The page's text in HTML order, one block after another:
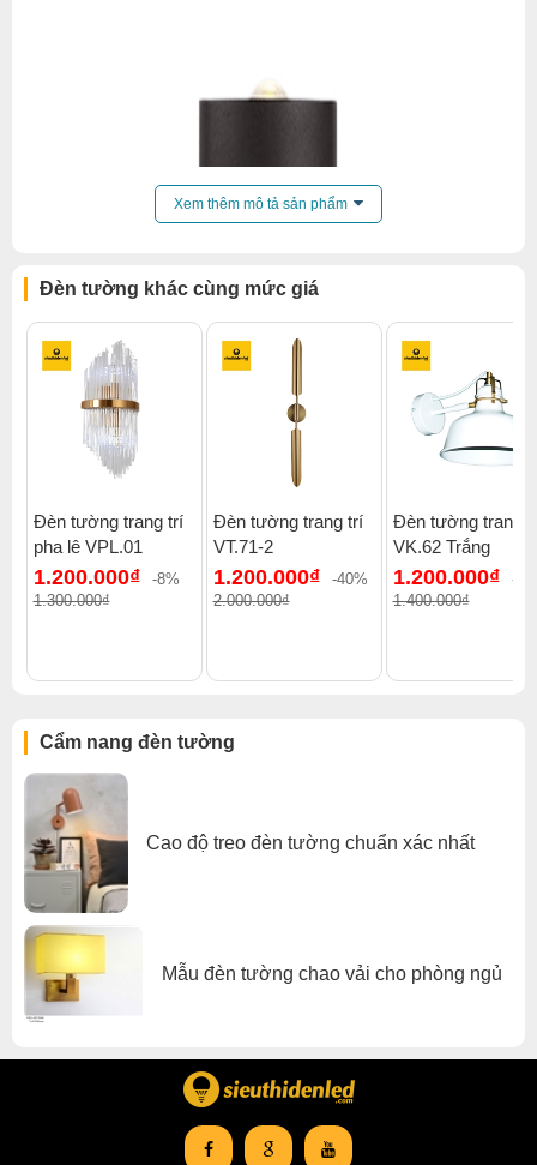
– Định nghĩa: IP là tiêu chuẩn công bố bởi IETC
(International Electro Technical Commision – Ủy ban Kỹ
thuật điện tử Quốc tế). IP là viết tắt cho Ingress
Protection.
+ IP6x – Chống bụi. Chống lại hoàn toàn sự xâm nhập
của bụi.
+ Ipx5 – Với mức chỉ số chống nước 5, nước được phun
từ vòi (6,3mm) vào vỏ từ bất cứ hướng nào sẽ không có
tác động nguy hiểm.
>> Tiêu chuẩn IP65 là tiêu chuẩn bắt buộc cho các đèn
chống nước hoàn toàn, do tổ chức Kỹ thuật điện tử Quốc
Xem thêm mô tả sản phẩm
Đèn tường khác cùng mức giá
Đèn tường trang trí
pha lê VPL.01
1.200.000₫
-8%
1.300.000₫
Đèn tường trang trí
VT.71-2
1.200.000₫
-40%
2.000.000₫
Đèn tường trang
VK.62 Trắng
1.200.000₫
-
1.400.000₫
Cẩm nang đèn tường
Cao độ treo đèn tường chuẩn xác nhất
Mẫu đèn tường chao vải cho phòng ngủ